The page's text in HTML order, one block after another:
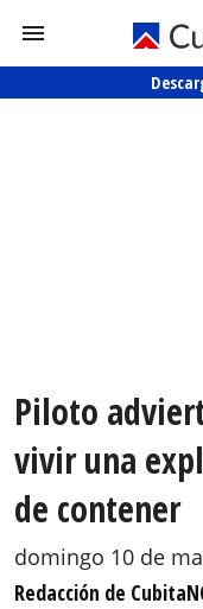
Piloto
vivir una
de contener
domingo 10 de
Redacción de